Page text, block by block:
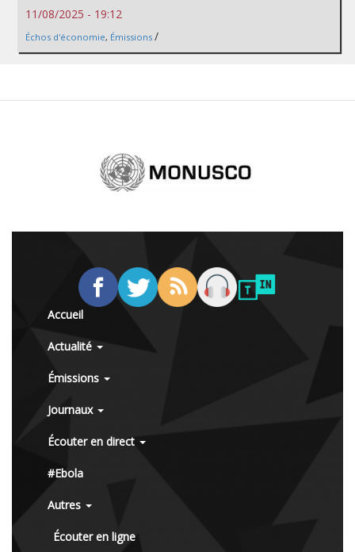
11/08/2025 - 19:12
Échos d'économie, Émissions /
Accueil
Actualité
Émissions
Journaux
Écouter en direct
#Ebola
Autres
Écouter en ligne